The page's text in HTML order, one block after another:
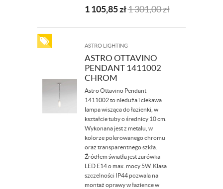
1 105,85zł1 301,00zł
ASTRO LIGHTING
ASTRO OTTAVINO
PENDANT 1411002
CHROM
Astro Ottavino Pendant
1411002 to nieduża i ciekawa
lampa wisząca do łazienki, w
kształcie tuby o średnicy 10 cm.
Wykonana jest z metalu, w
kolorze polerowanego chromu
oraz transparentnego szkła.
Źródłem światła jest żarówka
LED E14 o max. mocy 5W. Klasa
szczelności IP44 pozwala na
montaż oprawy w łazience w